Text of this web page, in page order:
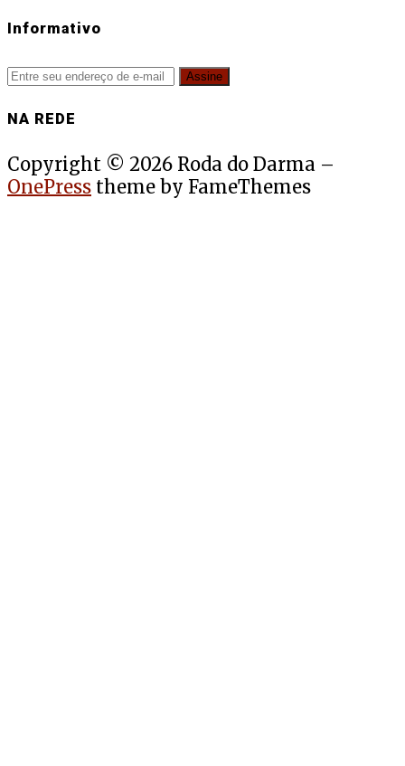
Informativo
NA REDE
Copyright © 2026 Roda do Darma –
OnePress theme by FameThemes